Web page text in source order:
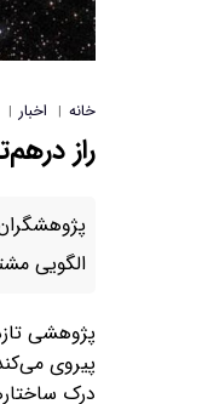
خانه | اخبار |
راز
الگویی
پژوهشی
پیروی
درک